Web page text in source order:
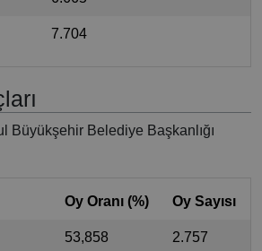
7.704
Büyükşehir Belediye Başkanlığı
Oy Oranı (%) Oy Sayısı
53,858 2.757